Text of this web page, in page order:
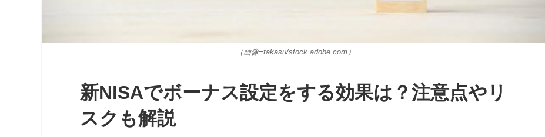
（画像=takasu/stock.adobe.com）
新NISAでボーナス設定をする効果は？注意点やリ
スクも解説